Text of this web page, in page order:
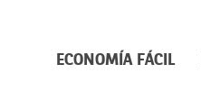
ECONOMÍA FÁCIL